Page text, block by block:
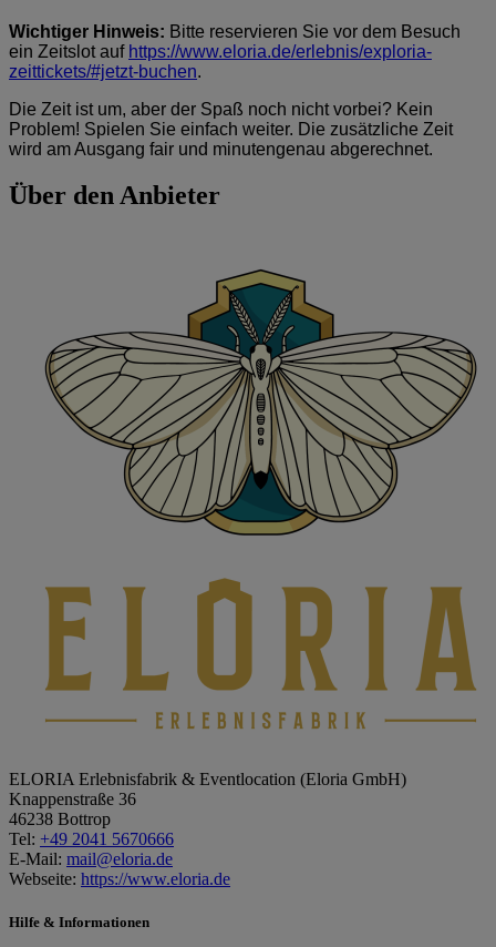
Wichtiger Hinweis: Bitte reservieren Sie vor dem Besuch
ein Zeitslot auf https://www.eloria.de/erlebnis/exploria-
zeittickets/#jetzt-buchen.
Die Zeit ist um, aber der Spaß noch nicht vorbei? Kein
Problem! Spielen Sie einfach weiter. Die zusätzliche Zeit
wird am Ausgang fair und minutengenau abgerechnet.
Über den Anbieter
ELORIA Erlebnisfabrik & Eventlocation (Eloria GmbH)
Knappenstraße 36
46238 Bottrop
Tel: +49 2041 5670666
E-Mail: mail@eloria.de
Webseite: https://www.eloria.de
ELORIA Erlebnisfabrik & Eventlocation (Eloria
+
Hilfe & Informationen